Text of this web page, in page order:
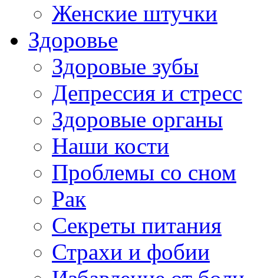
Женские штучки
Здоровье
Здоровые зубы
Депрессия и стресс
Здоровые органы
Наши кости
Проблемы со сном
Рак
Секреты питания
Страхи и фобии